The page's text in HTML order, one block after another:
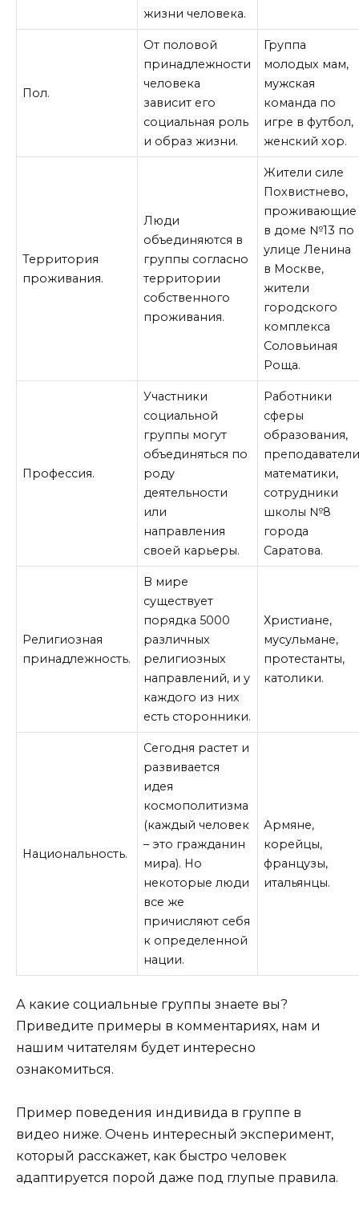
жизни человека.
Пол.
От половой
принадлежности
человека
зависит его
социальная роль
и образ жизни.
Группа
молодых мам,
мужская
команда по
игре в футбол,
женский хор.
Территория
проживания.
Люди
объединяются в
группы согласно
территории
собственного
проживания.
Жители силе
Похвистнево,
проживающие
в доме №13 по
улице Ленина
в Москве,
жители
городского
комплекса
Соловьиная
Роща.
Профессия.
Участники
социальной
группы могут
объединяться по
роду
деятельности
или
направления
своей карьеры.
Работники
сферы
образования,
математики,
сотрудники
школы №8
города
Саратова.
Религиозная
принадлежность.
В мире
существует
порядка 5000
различных
религиозных
направлений, и у
каждого из них
есть сторонники.
Христиане,
мусульмане,
протестанты,
католики.
Национальность.
Сегодня растет и
развивается
идея
космополитизма
(каждый человек
– это гражданин
мира). Но
некоторые люди
все же
причисляют себя
к определенной
нации.
Армяне,
корейцы,
французы,
итальянцы.
А какие социальные группы знаете вы?
Приведите примеры в комментариях, нам и
нашим читателям будет интересно
ознакомиться.
Пример поведения индивида в группе в
видео ниже. Очень интересный эксперимент,
который расскажет, как быстро человек
адаптируется порой даже под глупые правила.